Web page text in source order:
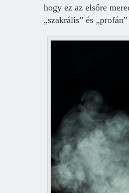
hogy ez az elsőre
„szakrális” és